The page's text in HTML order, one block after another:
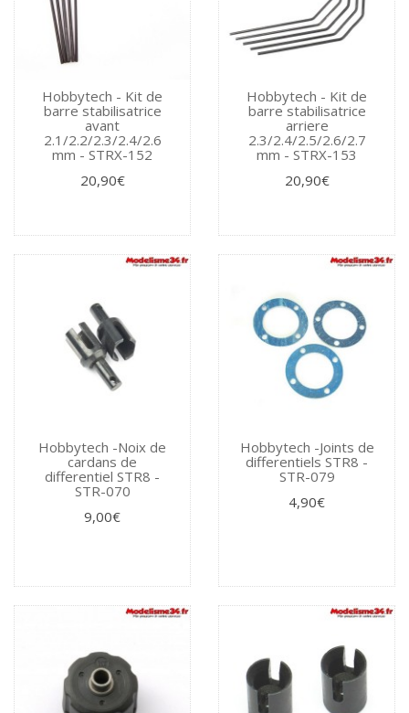
Hobbytech - Kit de
barre stabilisatrice
avant
2.1/2.2/2.3/2.4/2.6
mm - STRX-152
20,90€
Hobbytech - Kit de
barre stabilisatrice
arriere
2.3/2.4/2.5/2.6/2.7
mm - STRX-153
20,90€
Hobbytech -Noix de
cardans de
differentiel STR8 -
STR-070
9,00€
Hobbytech -Joints de
differentiels STR8 -
STR-079
4,90€